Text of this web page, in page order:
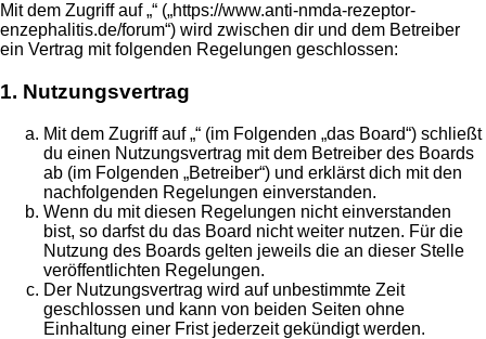
Mit dem Zugriff auf „“ („https://www.anti-nmda-rezeptor-
enzephalitis.de/forum“) wird zwischen dir und dem Betreiber
ein Vertrag mit folgenden Regelungen geschlossen:
1. Nutzungsvertrag
Mit dem Zugriff auf „“ (im Folgenden „das Board“) schließt
du einen Nutzungsvertrag mit dem Betreiber des Boards
ab (im Folgenden „Betreiber“) und erklärst dich mit den
nachfolgenden Regelungen einverstanden.
Wenn du mit diesen Regelungen nicht einverstanden
bist, so darfst du das Board nicht weiter nutzen. Für die
Nutzung des Boards gelten jeweils die an dieser Stelle
veröffentlichten Regelungen.
Der Nutzungsvertrag wird auf unbestimmte Zeit
geschlossen und kann von beiden Seiten ohne
Einhaltung einer Frist jederzeit gekündigt werden.